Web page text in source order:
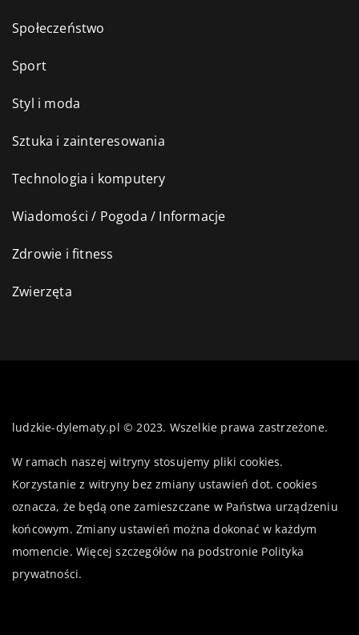
Społeczeństwo
Sport
Styl i moda
Sztuka i zainteresowania
Technologia i komputery
Wiadomości / Pogoda / Informacje
Zdrowie i fitness
Zwierzęta
ludzkie-dylematy.pl © 2023. Wszelkie prawa zastrzeżone.
W ramach naszej witryny stosujemy pliki cookies.
Korzystanie z witryny bez zmiany ustawień dot. cookies
oznacza, że będą one zamieszczane w Państwa urządzeniu
końcowym. Zmiany ustawień można dokonać w każdym
momencie. Więcej szczegółów na podstronie Polityka
prywatności.